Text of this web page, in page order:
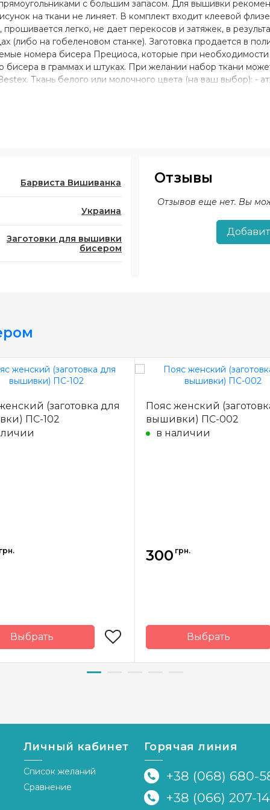
с большим запасом. Для вышивки
на ткани не линяет. В комплект входит клеевой
легко, не дает перекосов и затяжек, в
(либо на гобеленовом станке). Заготовка продается в
номера бисера Прециоса, которые при
бисера в граммах и штуках. При желании набор ткани
Ткань белого или молочного цвета (на ваш выбор): -
Барвиста Вишиванка
Украина
Заготовки для вышивки
бисером
Отзывы
Отзывов еще нет. Вы
(заготовка для
ПС-102
Выбрать
Украина
Пояс женский
вышивки) ПС-002
в наличии
300 грн.
Выбрать
Страна-
Личный кабинет
Список желаний
Сравнение
Горячая линия
+38 (068) 680-
+38 (066) 207-